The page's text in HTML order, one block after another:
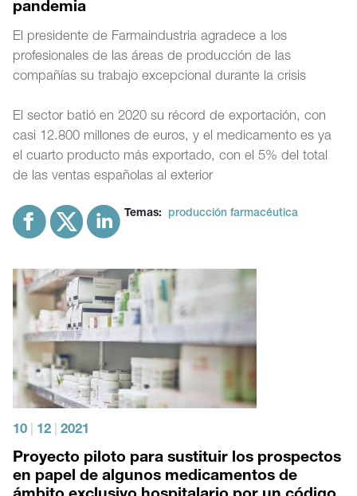
pandemia
El presidente de Farmaindustria agradece a los
profesionales de las áreas de producción de las
compañías su trabajo excepcional durante la crisis
El sector batió en 2020 su récord de exportación, con
casi 12.800 millones de euros, y el medicamento es ya
el cuarto producto más exportado, con el 5% del total
de las ventas españolas al exterior
Temas: producción farmacéutica
10 12 2021
Proyecto piloto para sustituir los prospectos
en papel de algunos medicamentos de